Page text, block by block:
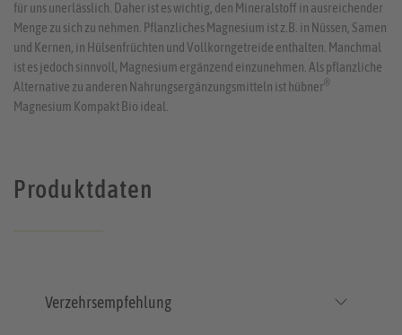
für uns unerlässlich. Daher ist es wichtig, den Mineralstoff in ausreichender
Menge zu sich zu nehmen. Pflanzliches Magnesium ist z.B. in Nüssen, Samen
und Kernen, in Hülsenfrüchten und Vollkorngetreide enthalten. Manchmal
ist es jedoch sinnvoll, Magnesium ergänzend einzunehmen. Als pflanzliche
Alternative zu anderen Nahrungsergänzungsmitteln ist hübner®
Magnesium Kompakt Bio ideal.
Produktdaten
Verzehrsempfehlung